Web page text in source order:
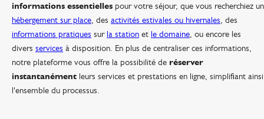
informations essentielles pour votre séjour, que vous recherchiez un
hébergement sur place, des activités estivales ou hivernales, des
informations pratiques sur la station et le domaine, ou encore les
divers services à disposition. En plus de centraliser ces informations,
notre plateforme vous offre la possibilité de réserver
instantanément leurs services et prestations en ligne, simplifiant ainsi
l'ensemble du processus.